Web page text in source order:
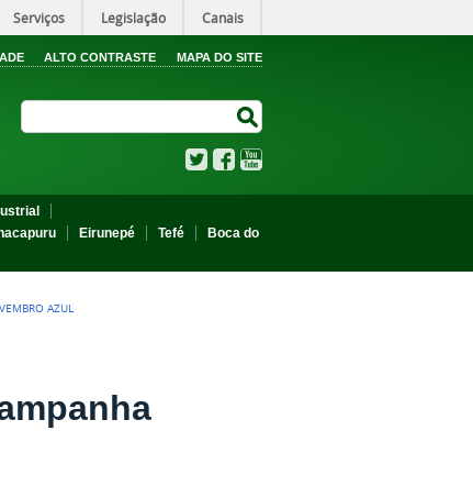
Serviços Legislação Canais
ALTO CONTRASTE MAPA DO SITE
TwitterFacebook
Eirunepé Tefé
Boca do
AZUL